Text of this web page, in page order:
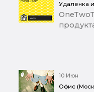
Удаленка
10 Июн
Офис